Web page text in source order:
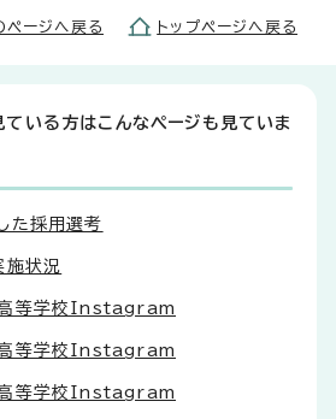
ページへ戻る トップページへ戻る
ている方はこんなページも見ていま
た採用選考
施状況
高等学校Instagram
高等学校Instagram
高等学校Instagram